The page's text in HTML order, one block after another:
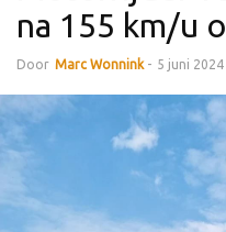
na 155 km/u
Door Marc Wonnink - 5 juni 2024